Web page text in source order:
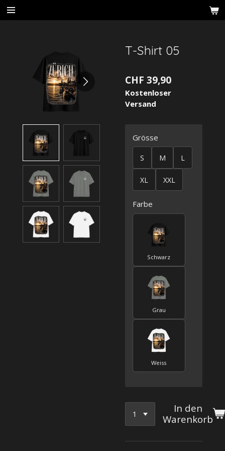
Zum
Hauptinhalt
T-Shirt 05
CHF 39,90
Kostenloser
Versand
Grösse
S M L
XL XXL
Farbe
Schwarz
Grau
Weiss
In den
Warenkorb